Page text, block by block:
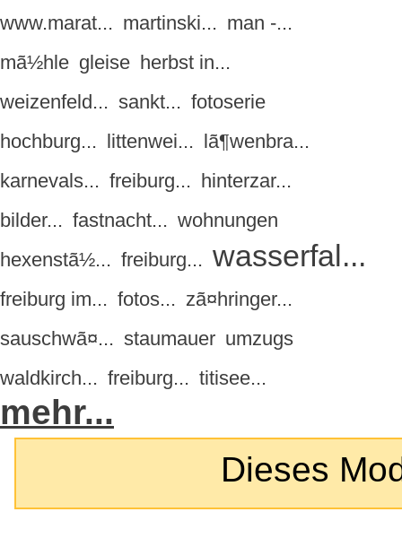
www.marat... martinski... man -...
mã½hle gleise herbst in...
weizenfeld... sankt... fotoserie
hochburg... littenwei... lã¶wenbra...
karnevals... freiburg... hinterzar...
bilder... fastnacht... wohnungen
hexenstã½... freiburg... wasserfal...
freiburg im... fotos... zã¤hringer...
sauschwã¤... staumauer umzugs
waldkirch... freiburg... titisee...
mehr...
Dieses